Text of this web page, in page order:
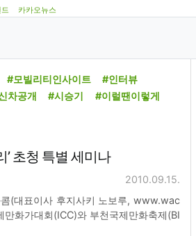
카카오뉴스
#모빌리티인사이트
#인터뷰
차공개 #시승기
#이럴땐이렇게
’ 초청 특별 세미나
2010.09.15.
(대표이사 후지사키 노보루, www.wac
화가대회(ICC)와 부천국제만화축제(BI